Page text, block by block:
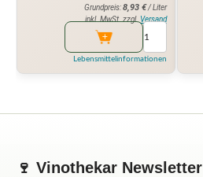
Grundpreis:8,93 €/ Liter
inkl. MwSt. zzgl. Versand
Lebensmittelinformationen
🍷 Vinothekar Newsletter